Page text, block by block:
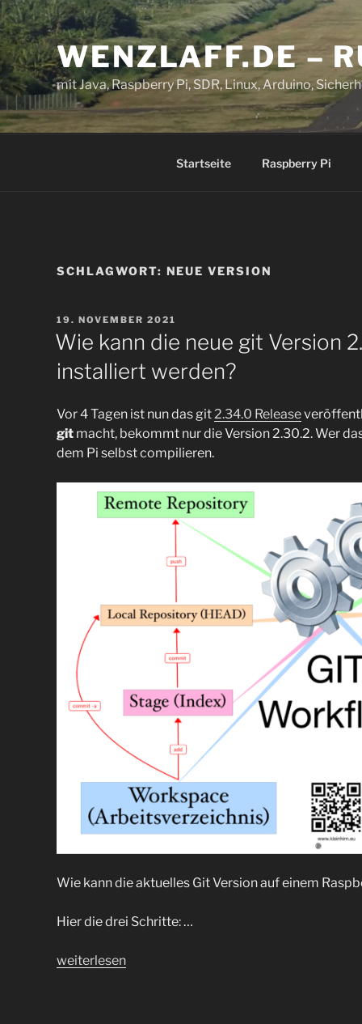
Zum
Inhalt
springen WENZLAFF.DE –
mit Java, Raspberry Pi, SDR, Linux, Arduino,
Startseite Raspberry Pi
SCHLAGWORT: NEUE VERSION
VERÖFFENTLICHT
AM
19. NOVEMBER 2021
Wie kann die neue git Version
installiert werden?
Vor 4 Tagen ist nun das git 2.34.0 Release
git macht, bekommt nur die Version 2.30.2. Wer
dem Pi selbst compilieren.
Wie kann die aktuelles Git Version auf einem
Hier die drei Schritte: …
„Wie
weiterlesen